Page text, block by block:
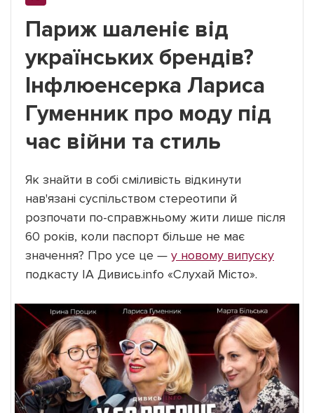
Париж шаленіє від
українських брендів?
Інфлюенсерка Лариса
Гуменник про моду під
час війни та стиль
Як знайти в собі сміливість відкинути
нав'язані суспільством стереотипи й
розпочати по-справжньому жити лише після
60 років, коли паспорт більше не має
значення? Про усе це — у новому випуску
подкасту ІА Дивись.info «Слухай Місто».